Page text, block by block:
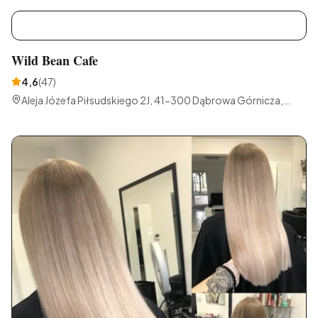
Wild Bean Cafe
4,6(47)
Aleja Józefa Piłsudskiego 2J, 41-300 Dąbrowa Górnicza,